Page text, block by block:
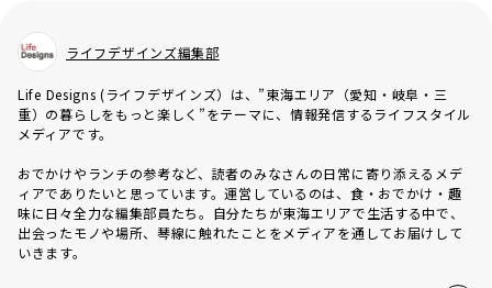
ライフデザインズ編集部
Life Designs (ライフデザインズ）は、”東海エリア（愛知・岐阜・三
重）の暮らしをもっと楽しく”をテーマに、情報発信するライフスタイル
メディアです。
おでかけやランチの参考など、読者のみなさんの日常に寄り添えるメデ
ィアでありたいと思っています。運営しているのは、食・おでかけ・趣
味に日々全力な編集部員たち。自分たちが東海エリアで生活する中で、
出会ったモノや場所、琴線に触れたことをメディアを通してお届けして
いきます。